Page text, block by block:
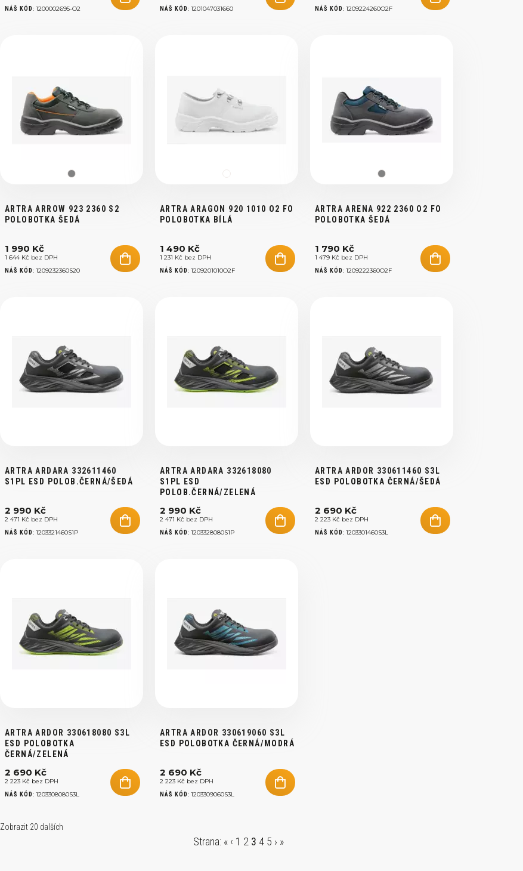
NÁŠ KÓD:1200002695-O2 NÁŠ KÓD:1201047031660 NÁŠ KÓD:1209224260O2F
ARTRA ARROW 923 2360 S2
POLOBOTKA ŠEDÁ
1 990 Kč
1 644 Kč bez DPH
NÁŠ KÓD:1209232360S20
ARTRA ARAGON 920 1010 O2 FO
POLOBOTKA BÍLÁ
1 490 Kč
1 231 Kč bez DPH
NÁŠ KÓD:1209201010O2F
ARTRA ARENA 922 2360 O2 FO
POLOBOTKA ŠEDÁ
1 790 Kč
1 479 Kč bez DPH
NÁŠ KÓD:1209222360O2F
ARTRA ARDARA 332611460
S1PL ESD POLOB.ČERNÁ/ŠEDÁ
2 990 Kč
2 471 Kč bez DPH
NÁŠ KÓD:1203321460S1P
ARTRA ARDARA 332618080
S1PL ESD
POLOB.ČERNÁ/ZELENÁ
2 990 Kč
2 471 Kč bez DPH
NÁŠ KÓD:1203328080S1P
ARTRA ARDOR 330611460 S3L
ESD POLOBOTKA ČERNÁ/ŠEDÁ
2 690 Kč
2 223 Kč bez DPH
NÁŠ KÓD:1203301460S3L
ARTRA ARDOR 330618080 S3L
ESD POLOBOTKA
ČERNÁ/ZELENÁ
2 690 Kč
2 223 Kč bez DPH
NÁŠ KÓD:1203308080S3L
ARTRA ARDOR 330619060 S3L
ESD POLOBOTKA ČERNÁ/MODRÁ
2 690 Kč
2 223 Kč bez DPH
NÁŠ KÓD:1203309060S3L
Zobrazit 20 dalších
Strana: « ‹ 1 2 3 4 5 › »